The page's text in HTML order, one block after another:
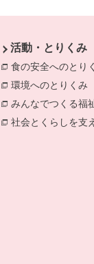
活動・とりくみ
食の安全へのとり
環境へのとりくみ
みんなでつくる福
社会とくらしを支